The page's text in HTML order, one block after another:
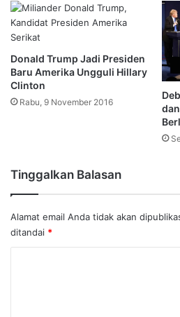
Donald Trump Jadi Presiden
Baru Amerika Ungguli Hillary
Clinton
Rabu, 9 November 2016
Tinggalkan Balasan
Alamat email Anda tidak akan
ditandai *